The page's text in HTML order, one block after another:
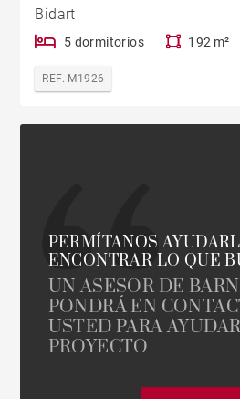
Bidart
5 dormitorios 192 m²
REF. M1926
PERMÍTANOS
ENCONTRAR LO QUE
UN ASESOR DE
PONDRÁ EN
USTED PARA
PROYECTO